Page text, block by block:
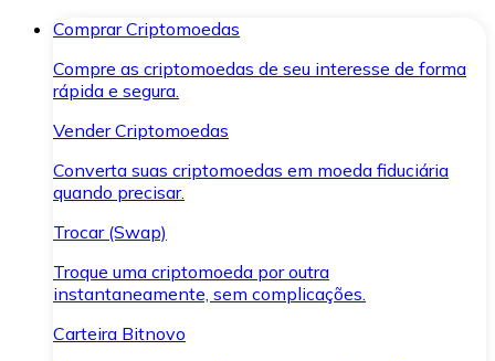
Comprar Criptomoedas
Compre as criptomoedas de seu interesse de forma
rápida e segura.
Vender Criptomoedas
Converta suas criptomoedas em moeda fiduciária
quando precisar.
Trocar (Swap)
Troque uma criptomoeda por outra
instantaneamente, sem complicações.
Carteira Bitnovo